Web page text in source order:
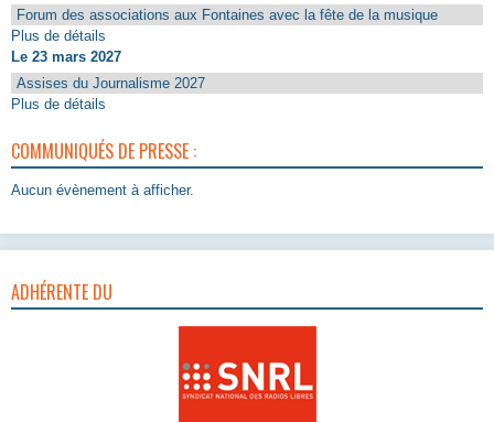
Forum des associations aux Fontaines avec la fête de la musique
Plus de détails
Le 23 mars 2027
Assises du Journalisme 2027
Plus de détails
COMMUNIQUÉS DE PRESSE :
Aucun évènement à afficher.
ADHÉRENTE DU